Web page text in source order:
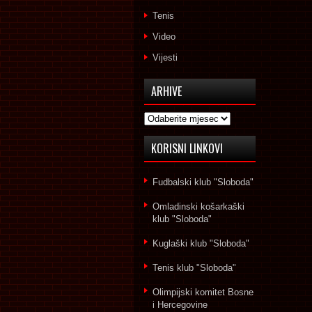
Tenis
Video
Vijesti
ARHIVE
Arhive
KORISNI LINKOVI
Fudbalski klub "Sloboda"
Omladinski košarkaški
klub "Sloboda"
Kuglaški klub "Sloboda"
Tenis klub "Sloboda"
Olimpijski komitet Bosne
i Hercegovine